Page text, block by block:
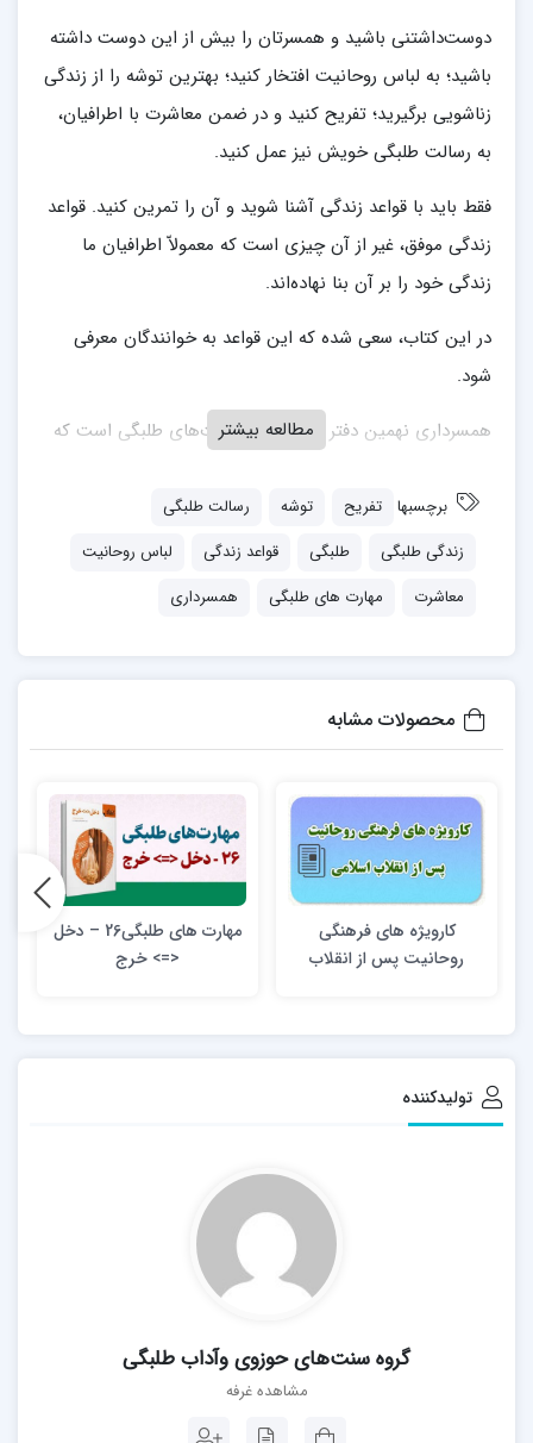
دوست‌داشتنی باشید و همسرتان را بیش از این دوست داشته
باشید؛ به لباس روحانیت افتخار کنید؛ بهترین توشه را از زندگی
زناشویی برگیرید؛ تفریح کنید و در ضمن معاشرت با اطرافیان،
به رسالت طلبگی خویش نیز عمل کنید.
فقط باید با قواعد زندگی آشنا شوید و آن را تمرین کنید. قواعد
زندگی موفق، غیر از آن چیزی است که معمولاّ اطرافیان ما
زندگی خود را بر آن بنا نهاده‌اند.
در این کتاب، سعی شده که این قواعد به خوانندگان معرفی
شود.
همسرداری نهمین دفتر از مجموعه مهارت‌های طلبگی است که
جهت خرید کتاب به
مراجعه نمایید.
مطالعه بیشتر
برچسبها تفریح توشه
رسالت طلبگی
زندگی طلبگی
طلبگی قواعد زندگی
لباس روحانیت
معاشرت
مهارت های طلبگی همسرداری
محصولات مشابه
کارویژه های فرهنگی
روحانیت پس از انقلاب
مهارت های طلبگی26 – دخل
<=> خرج
تولیدکننده
گروه سنت‌های حوزوی وآداب طلبگی
مشاهده غرفه